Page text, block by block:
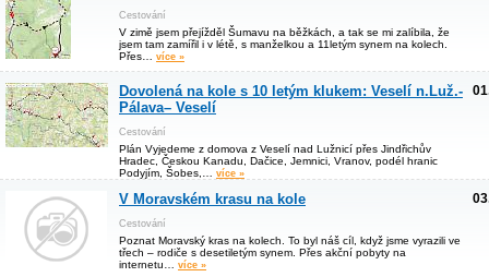
Cestování
V zimě jsem přejížděl Šumavu na běžkách, a tak se mi zalíbila, že
jsem tam zamířil i v létě, s manželkou a 11letým synem na kolech.
Přes… více »
Dovolená na kole s 10 letým klukem: Veselí n.Luž.-
Pálava– Veselí
Cestování
Plán Vyjedeme z domova z Veselí nad Lužnicí přes Jindřichův
Hradec, Českou Kanadu, Dačice, Jemnici, Vranov, podél hranic
Podyjím, Šobes,… více »
V Moravském krasu na kole
Cestování
Poznat Moravský kras na kolech. To byl náš cíl, když jsme vyrazili ve
třech – rodiče s desetiletým synem. Přes akční pobyty na
internetu… více »